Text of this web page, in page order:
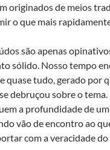
originados de meios
o que mais
são apenas
sólido. Nosso tempo
quase tudo, gerado por
debruçou sobre o tema.
a profundidade de
vão de encontro ao
com a veracidade